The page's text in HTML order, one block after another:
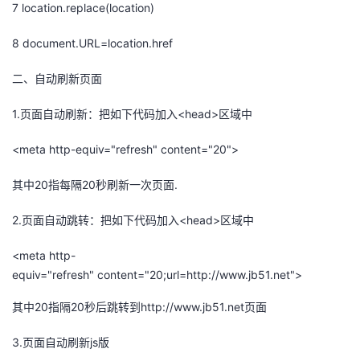
7 location.replace(location)
8 document.URL=location.href
二、自动刷新页面
1.页面自动刷新：把如下代码加入<head>区域中
<meta http-equiv="refresh" content="20">
其中20指每隔20秒刷新一次页面.
2.页面自动跳转：把如下代码加入<head>区域中
<meta http-
equiv="refresh" content="20;url=http://www.jb51.net">
其中20指隔20秒后跳转到http://www.jb51.net页面
3.页面自动刷新js版